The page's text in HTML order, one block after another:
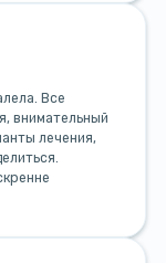
Все
внимательный
лечения,